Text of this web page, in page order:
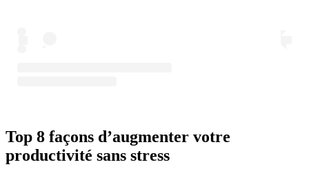
Top 8 façons d’augmenter votre
productivité sans stress